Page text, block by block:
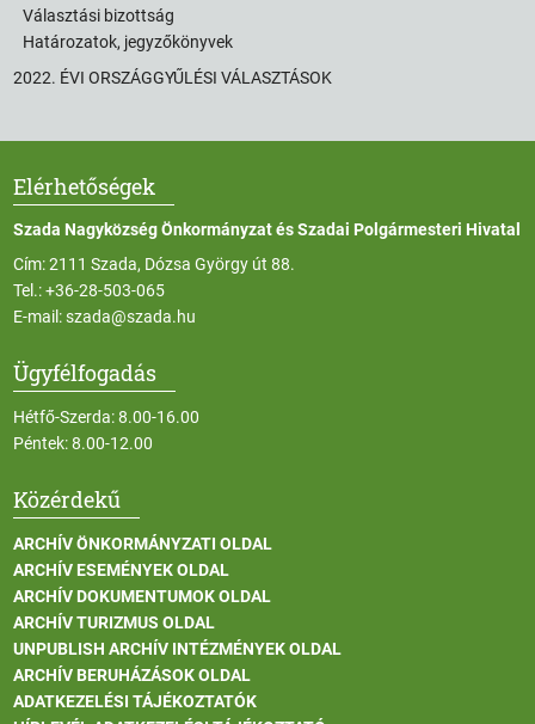
Választási bizottság
Határozatok, jegyzőkönyvek
2022. ÉVI ORSZÁGGYŰLÉSI VÁLASZTÁSOK
Elérhetőségek
Szada Nagyközség Önkormányzat és Szadai Polgármesteri Hivatal
Cím: 2111 Szada, Dózsa György út 88.
Tel.:+36-28-503-065
E-mail:szada@szada.hu
Ügyfélfogadás
Hétfő-Szerda: 8.00-16.00
Péntek: 8.00-12.00
Közérdekű
ARCHÍV ÖNKORMÁNYZATI OLDAL
ARCHÍV ESEMÉNYEK OLDAL
ARCHÍV DOKUMENTUMOK OLDAL
ARCHÍV TURIZMUS OLDAL
UNPUBLISH ARCHÍV INTÉZMÉNYEK OLDAL
ARCHÍV BERUHÁZÁSOK OLDAL
ADATKEZELÉSI TÁJÉKOZTATÓK